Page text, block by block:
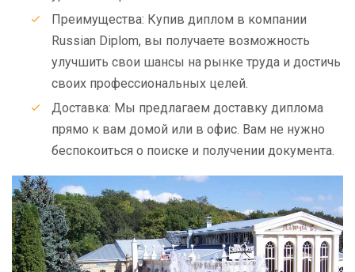
Преимущества: Купив диплом в компании
Russian Diplom, вы получаете возможность
улучшить свои шансы на рынке труда и достичь
своих профессиональных целей.
Доставка: Мы предлагаем доставку диплома
прямо к вам домой или в офис. Вам не нужно
беспокоиться о поиске и получении документа.